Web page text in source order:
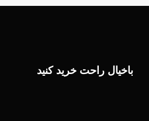
باخیال راحت خرید کنید